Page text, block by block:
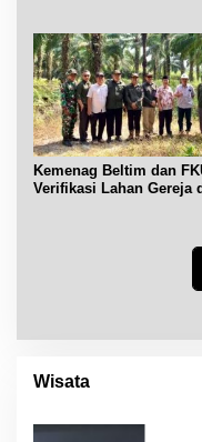
Kemenag Beltim dan
Verifikasi Lahan Gereja
Wisata